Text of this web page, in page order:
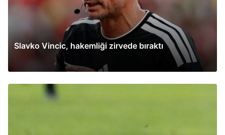
Slavko Vincic, hakemliği zirvede bıraktı